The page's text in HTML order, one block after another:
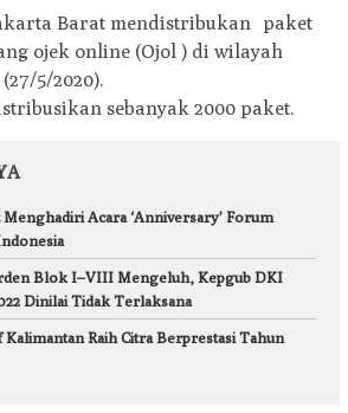
Barat mendistribukan paket
ojek online (Ojol ) di wilayah
5/2020).
sebanyak 2000 paket.
Acara ‘Anniversary’ Forum
Blok I–VIII Mengeluh, Kepgub DKI
Dinilai Tidak Terlaksana
Raih Citra Berprestasi Tahun